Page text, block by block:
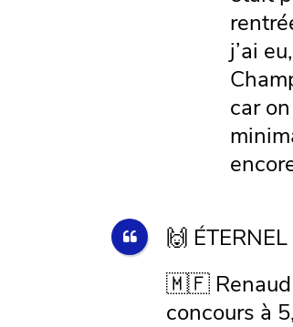
j’ai
car
🙌 ÉTERNEL
🇲🇫 Renaud
concours à